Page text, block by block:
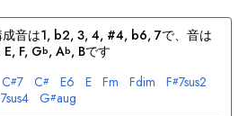
音は1, b2, 3, 4, #4, b6, 7で、音は
E, F, Gb, Ab, Bです
C#7 C# E6 E Fm Fdim F#7sus2
7sus4 G#aug